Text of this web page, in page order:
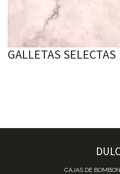
GALLETAS SELECTAS
CAJAS DE